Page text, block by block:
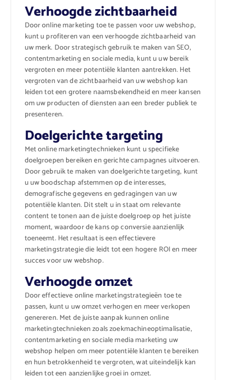
Verhoogde zichtbaarheid
Door online marketing toe te passen voor uw webshop,
kunt u profiteren van een verhoogde zichtbaarheid van
uw merk. Door strategisch gebruik te maken van SEO,
contentmarketing en sociale media, kunt u uw bereik
vergroten en meer potentiële klanten aantrekken. Het
vergroten van de zichtbaarheid van uw webshop kan
leiden tot een grotere naamsbekendheid en meer kansen
om uw producten of diensten aan een breder publiek te
presenteren.
Doelgerichte targeting
Met online marketingtechnieken kunt u specifieke
doelgroepen bereiken en gerichte campagnes uitvoeren.
Door gebruik te maken van doelgerichte targeting, kunt
u uw boodschap afstemmen op de interesses,
demografische gegevens en gedragingen van uw
potentiële klanten. Dit stelt u in staat om relevante
content te tonen aan de juiste doelgroep op het juiste
moment, waardoor de kans op conversie aanzienlijk
toeneemt. Het resultaat is een effectievere
marketingstrategie die leidt tot een hogere ROI en meer
succes voor uw webshop.
Verhoogde omzet
Door effectieve online marketingstrategieën toe te
passen, kunt u uw omzet verhogen en meer verkopen
genereren. Met de juiste aanpak kunnen online
marketingtechnieken zoals zoekmachineoptimalisatie,
contentmarketing en sociale media marketing uw
webshop helpen om meer potentiële klanten te bereiken
en hun betrokkenheid te vergroten, wat uiteindelijk kan
leiden tot een aanzienlijke groei in omzet.